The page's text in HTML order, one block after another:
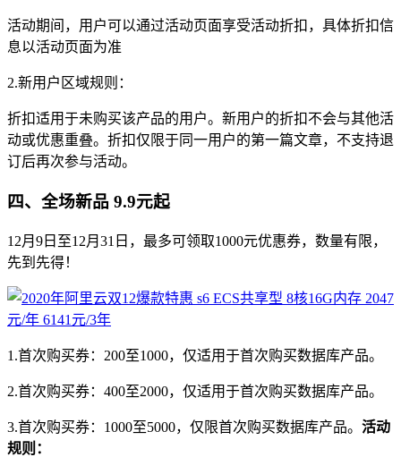
活动期间，用户可以通过活动页面享受活动折扣，具体折扣信
息以活动页面为准
2.新用户区域规则：
折扣适用于未购买该产品的用户。新用户的折扣不会与其他活
动或优惠重叠。折扣仅限于同一用户的第一篇文章，不支持退
订后再次参与活动。
四、全场新品 9.9元起
12月9日至12月31日，最多可领取1000元优惠券，数量有限，
先到先得！
1.首次购买券：200至1000，仅适用于首次购买数据库产品。
2.首次购买券：400至2000，仅适用于首次购买数据库产品。
3.首次购买券：1000至5000，仅限首次购买数据库产品。 活动
规则：